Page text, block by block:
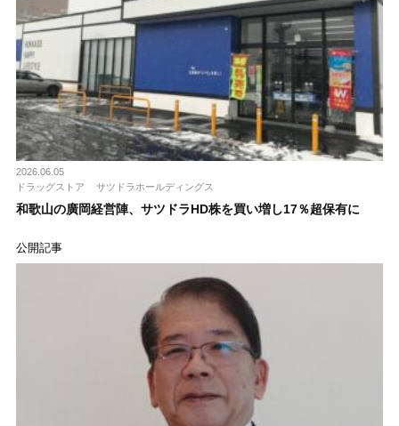
2026.06.05
ドラッグストア
サツドラホールディングス
和歌山の廣岡経営陣、サツドラHD株を買い増し17％超保有に
公開記事